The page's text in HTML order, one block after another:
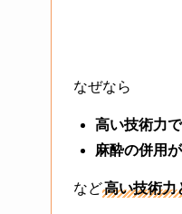
なぜなら
高い技術力
麻酔の併用
など高い技術力